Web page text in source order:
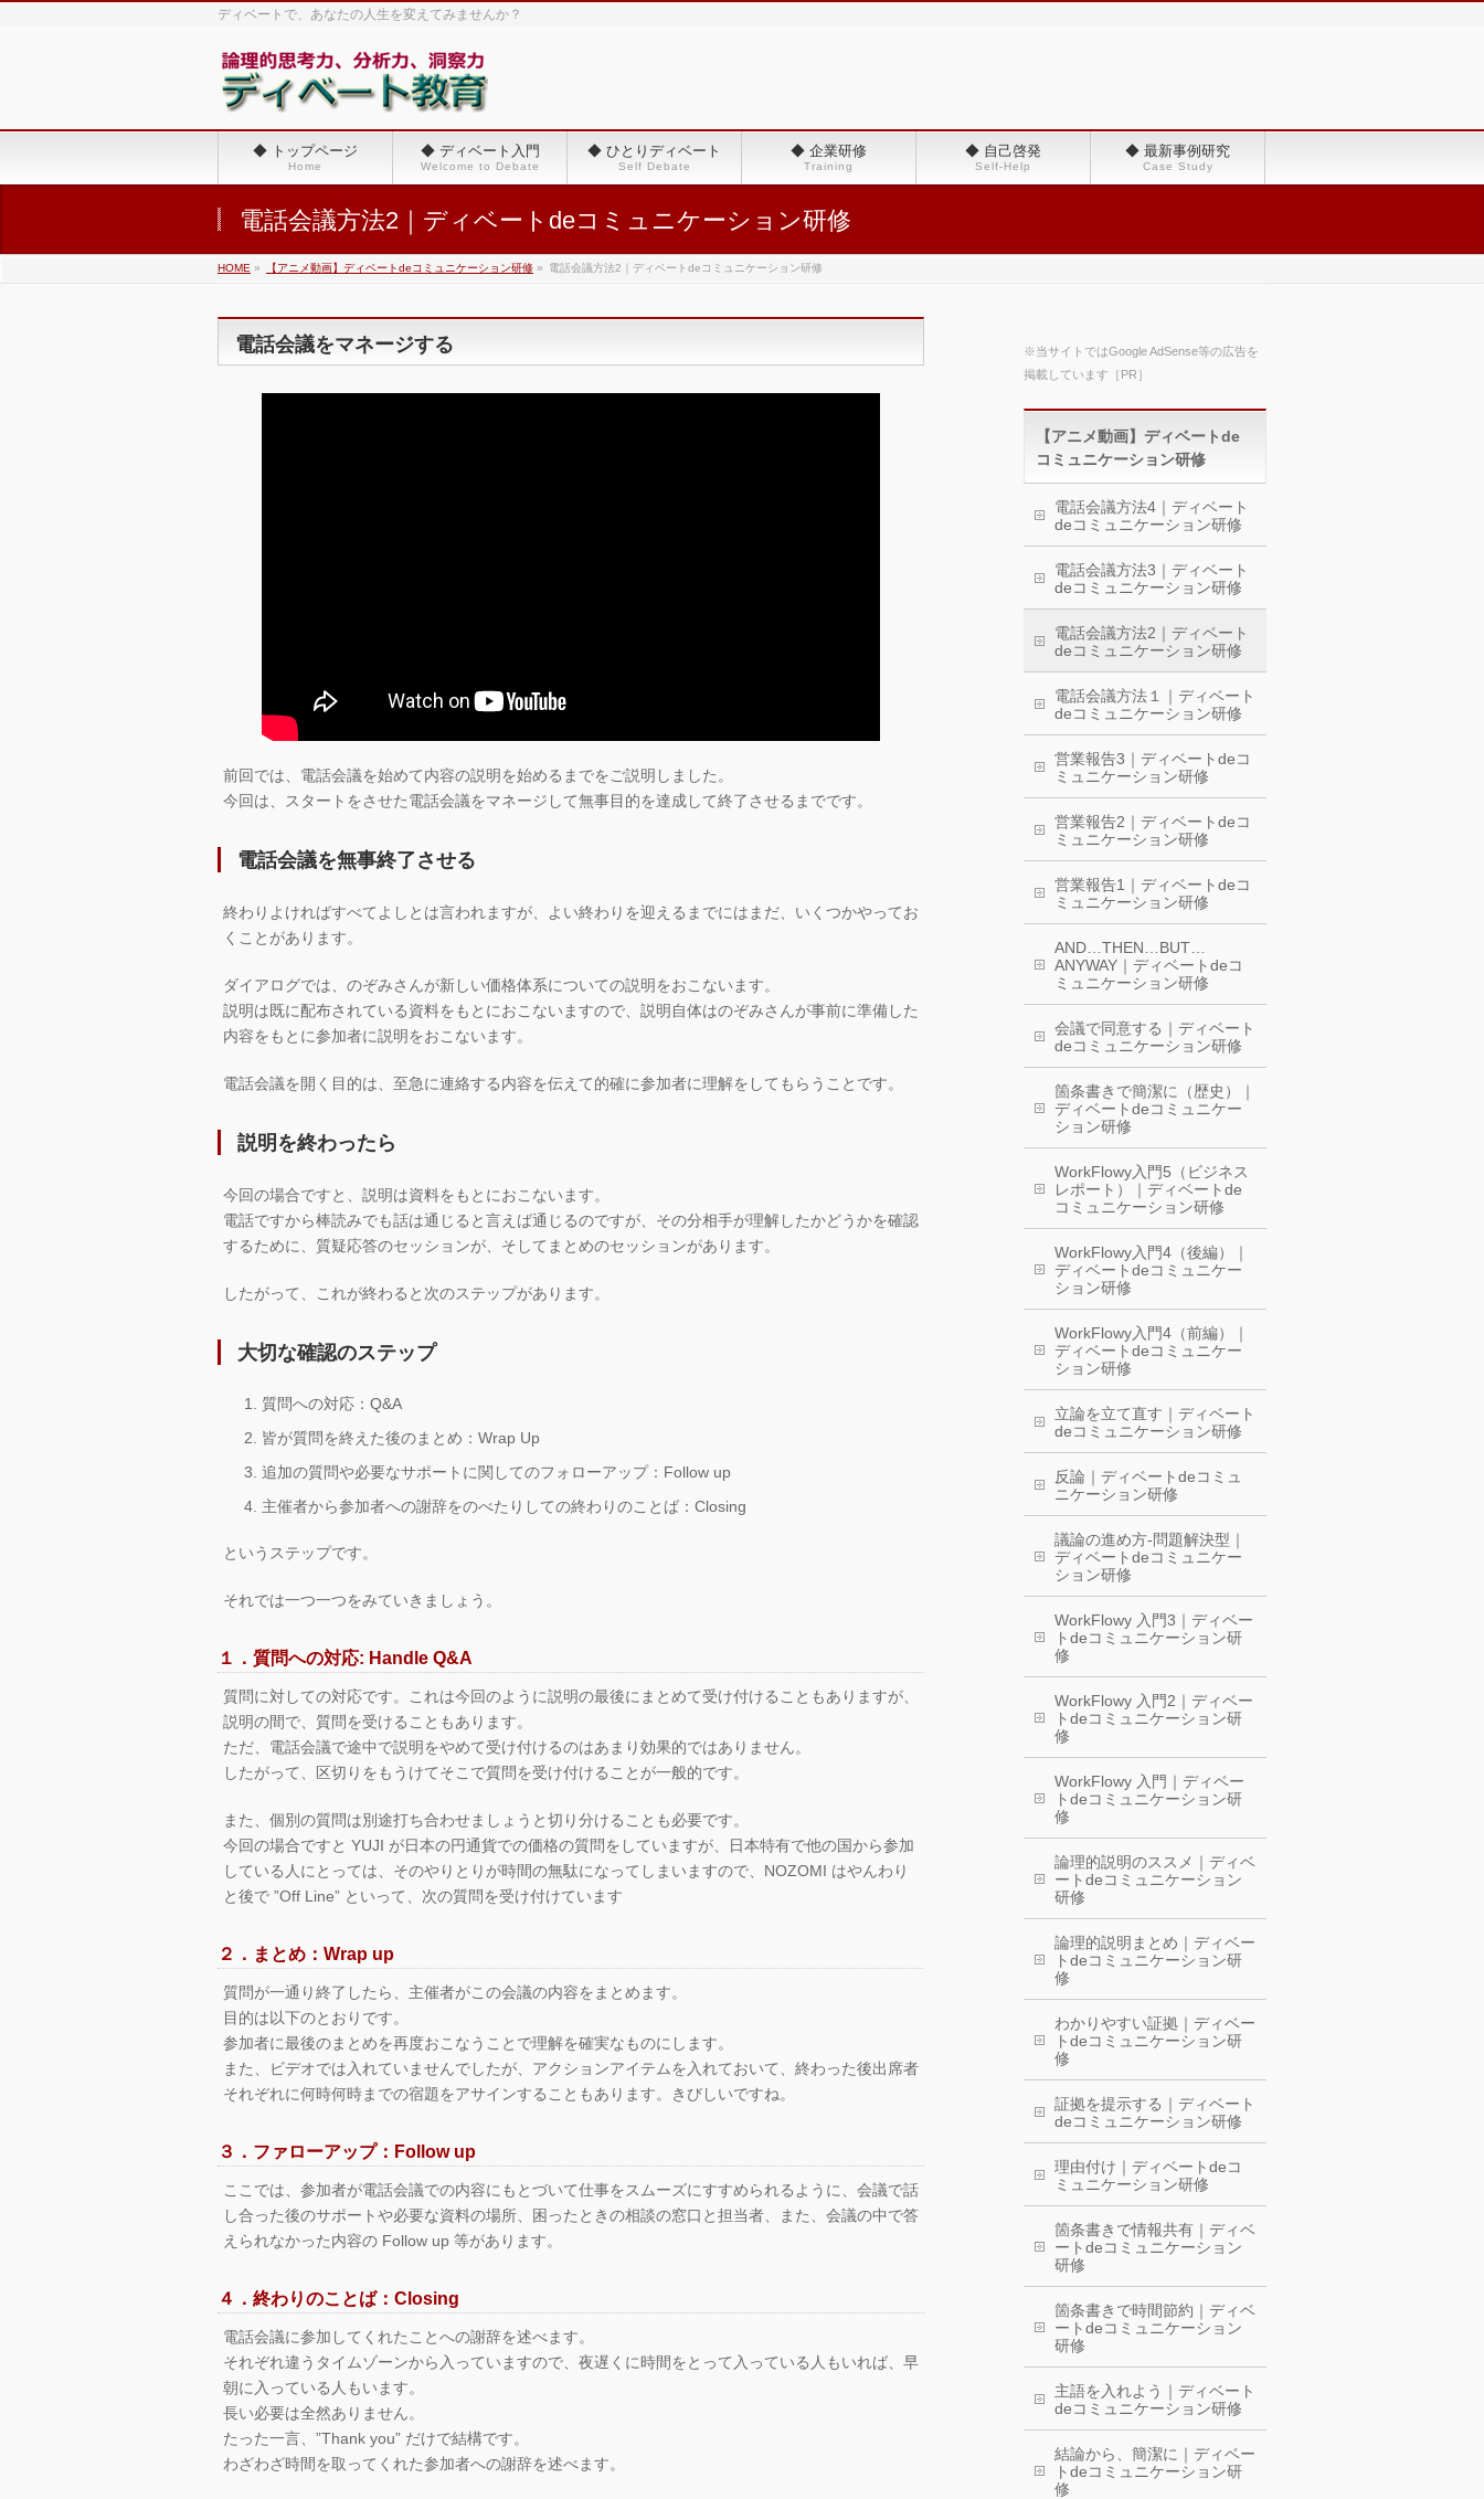
ディベートで、あなたの人生を変えてみませんか？
◆ トップページ
Home
◆ ディベート入門
Welcome to Debate
◆ ひとりディベート
Self Debate
◆ 企業研修
Training
◆ 自己啓発
Self-Help
◆ 最新事例研究
Case Study
電話会議方法2｜ディベートdeコミュニケーション研修
HOME » 【アニメ動画】ディベートdeコミュニケーション研修 » 電話会議方法2｜ディベートdeコミュニケーション研修
電話会議をマネージする
前回では、電話会議を始めて内容の説明を始めるまでをご説明しました。
今回は、スタートをさせた電話会議をマネージして無事目的を達成して終了させるまでです。
電話会議を無事終了させる
終わりよければすべてよしとは言われますが、よい終わりを迎えるまでにはまだ、いくつかやってお
くことがあります。
ダイアログでは、のぞみさんが新しい価格体系についての説明をおこないます。
説明は既に配布されている資料をもとにおこないますので、説明自体はのぞみさんが事前に準備した
内容をもとに参加者に説明をおこないます。
電話会議を開く目的は、至急に連絡する内容を伝えて的確に参加者に理解をしてもらうことです。
説明を終わったら
今回の場合ですと、説明は資料をもとにおこないます。
電話ですから棒読みでも話は通じると言えば通じるのですが、その分相手が理解したかどうかを確認
するために、質疑応答のセッションが、そしてまとめのセッションがあります。
したがって、これが終わると次のステップがあります。
大切な確認のステップ
質問への対応：Q&A
皆が質問を終えた後のまとめ：Wrap Up
追加の質問や必要なサポートに関してのフォローアップ：Follow up
主催者から参加者への謝辞をのべたりしての終わりのことば：Closing
というステップです。
それでは一つ一つをみていきましょう。
１．質問への対応: Handle Q&A
質問に対しての対応です。これは今回のように説明の最後にまとめて受け付けることもありますが、
説明の間で、質問を受けることもあります。
ただ、電話会議で途中で説明をやめて受け付けるのはあまり効果的ではありません。
したがって、区切りをもうけてそこで質問を受け付けることが一般的です。
また、個別の質問は別途打ち合わせましょうと切り分けることも必要です。
今回の場合ですと YUJI が日本の円通貨での価格の質問をしていますが、日本特有で他の国から参加
している人にとっては、そのやりとりが時間の無駄になってしまいますので、NOZOMI はやんわり
と後で ”Off Line” といって、次の質問を受け付けています
２．まとめ：Wrap up
質問が一通り終了したら、主催者がこの会議の内容をまとめます。
目的は以下のとおりです。
参加者に最後のまとめを再度おこなうことで理解を確実なものにします。
また、ビデオでは入れていませんでしたが、アクションアイテムを入れておいて、終わった後出席者
それぞれに何時何時までの宿題をアサインすることもあります。きびしいですね。
３．ファローアップ：Follow up
ここでは、参加者が電話会議での内容にもとづいて仕事をスムーズにすすめられるように、会議で話
し合った後のサポートや必要な資料の場所、困ったときの相談の窓口と担当者、また、会議の中で答
えられなかった内容の Follow up 等があります。
４．終わりのことば：Closing
電話会議に参加してくれたことへの謝辞を述べます。
それぞれ違うタイムゾーンから入っていますので、夜遅くに時間をとって入っている人もいれば、早
朝に入っている人もいます。
長い必要は全然ありません。
たった一言、”Thank you” だけで結構です。
わざわざ時間を取ってくれた参加者への謝辞を述べます。
※当サイトではGoogle AdSense等の広告を
掲載しています［PR］
【アニメ動画】ディベートde
コミュニケーション研修
電話会議方法4｜ディベート
deコミュニケーション研修
電話会議方法3｜ディベート
deコミュニケーション研修
電話会議方法2｜ディベート
deコミュニケーション研修
電話会議方法１｜ディベート
deコミュニケーション研修
営業報告3｜ディベートdeコ
ミュニケーション研修
営業報告2｜ディベートdeコ
ミュニケーション研修
営業報告1｜ディベートdeコ
ミュニケーション研修
AND…THEN…BUT…
ANYWAY｜ディベートdeコ
ミュニケーション研修
会議で同意する｜ディベート
deコミュニケーション研修
箇条書きで簡潔に（歴史）｜
ディベートdeコミュニケー
ション研修
WorkFlowy入門5（ビジネス
レポート）｜ディベートde
コミュニケーション研修
WorkFlowy入門4（後編）｜
ディベートdeコミュニケー
ション研修
WorkFlowy入門4（前編）｜
ディベートdeコミュニケー
ション研修
立論を立て直す｜ディベート
deコミュニケーション研修
反論｜ディベートdeコミュ
ニケーション研修
議論の進め方-問題解決型｜
ディベートdeコミュニケー
ション研修
WorkFlowy 入門3｜ディベー
トdeコミュニケーション研
修
WorkFlowy 入門2｜ディベー
トdeコミュニケーション研
修
WorkFlowy 入門｜ディベー
トdeコミュニケーション研
修
論理的説明のススメ｜ディベ
ートdeコミュニケーション
研修
論理的説明まとめ｜ディベー
トdeコミュニケーション研
修
わかりやすい証拠｜ディベー
トdeコミュニケーション研
修
証拠を提示する｜ディベート
deコミュニケーション研修
理由付け｜ディベートdeコ
ミュニケーション研修
箇条書きで情報共有｜ディベ
ートdeコミュニケーション
研修
箇条書きで時間節約｜ディベ
ートdeコミュニケーション
研修
主語を入れよう｜ディベート
deコミュニケーション研修
結論から、簡潔に｜ディベー
トdeコミュニケーション研
修